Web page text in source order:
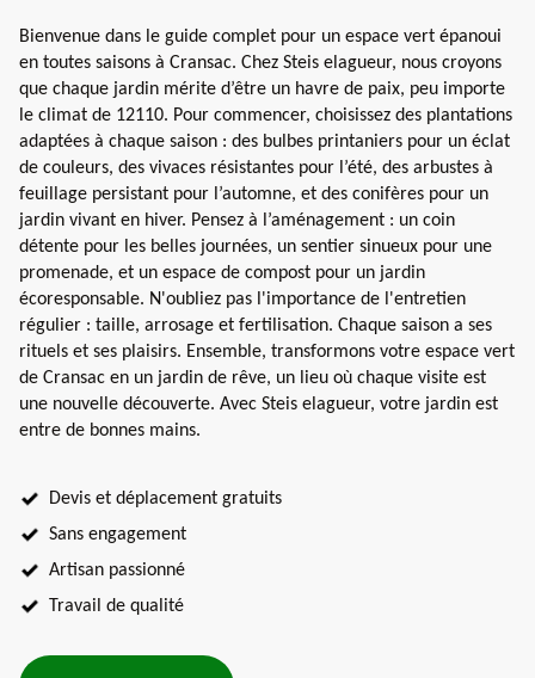
Bienvenue dans le guide complet pour un espace vert épanoui
en toutes saisons à Cransac. Chez Steis elagueur, nous croyons
que chaque jardin mérite d’être un havre de paix, peu importe
le climat de 12110. Pour commencer, choisissez des plantations
adaptées à chaque saison : des bulbes printaniers pour un éclat
de couleurs, des vivaces résistantes pour l’été, des arbustes à
feuillage persistant pour l’automne, et des conifères pour un
jardin vivant en hiver. Pensez à l’aménagement : un coin
détente pour les belles journées, un sentier sinueux pour une
promenade, et un espace de compost pour un jardin
écoresponsable. N'oubliez pas l'importance de l'entretien
régulier : taille, arrosage et fertilisation. Chaque saison a ses
rituels et ses plaisirs. Ensemble, transformons votre espace vert
de Cransac en un jardin de rêve, un lieu où chaque visite est
une nouvelle découverte. Avec Steis elagueur, votre jardin est
entre de bonnes mains.
Devis et déplacement gratuits
Sans engagement
Artisan passionné
Travail de qualité